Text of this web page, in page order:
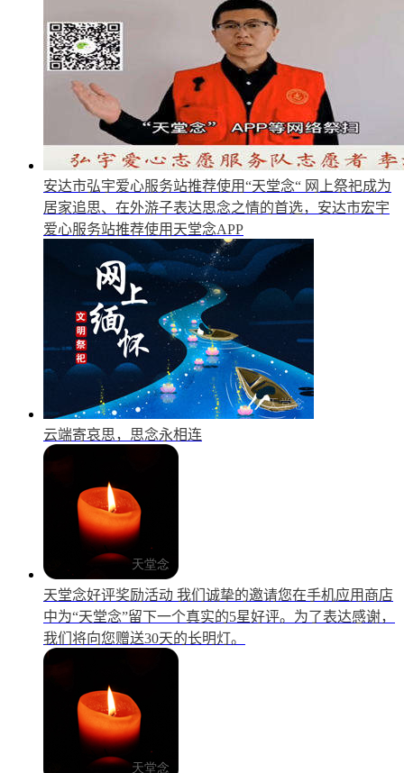
安达市弘宇爱心服务站推荐使用“天堂念“ 网上祭祀成为
居家追思、在外游子表达思念之情的首选，安达市宏宇
爱心服务站推荐使用天堂念APP
云端寄哀思，思念永相连
天堂念好评奖励活动 我们诚挚的邀请您在手机应用商店
中为“天堂念”留下一个真实的5星好评。为了表达感谢，
我们将向您赠送30天的长明灯。